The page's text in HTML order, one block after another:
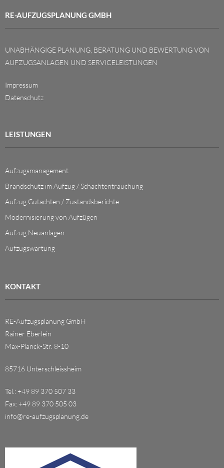
RE-AUFZUGSPLANUNG GMBH
UNABHÄNGIGE PLANUNG, BERATUNG UND BEWERTUNG VON
AUFZUGSANLAGEN UND SERVICELEISTUNGEN
Impressum
Datenschutz
LEISTUNGEN
Aufzugsmanagement
Brandschutz im Aufzug / Schachtentrauchung
Aufzug Gutachten / Zustandsberichte
Modernisierung von Aufzügen
Aufzug Neuanlagen
Aufzugswartung
KONTAKT
RE-Aufzugsplanung GmbH
Rainer Eberlein
Max-Planck-Str. 8-10
85716 Unterschleissheim
Tel.: +49 89 370 507 33
Fax: +49 89 370 505 03
info@re-aufzugsplanung.de